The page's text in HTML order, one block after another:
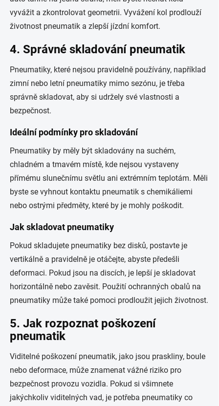
vyvážit a zkontrolovat geometrii. Vyvážení kol prodlouží
životnost pneumatik a zlepší jízdní komfort.
4. Správné skladování pneumatik
Pneumatiky, které nejsou pravidelně používány, například
zimní nebo letní pneumatiky mimo sezónu, je třeba
správně skladovat, aby si udržely své vlastnosti a
bezpečnost.
Ideální podmínky pro skladování
Pneumatiky by měly být skladovány na suchém,
chladném a tmavém místě, kde nejsou vystaveny
přímému slunečnímu světlu ani extrémním teplotám. Měli
byste se vyhnout kontaktu pneumatik s chemikáliemi
nebo ostrými předměty, které by je mohly poškodit.
Jak skladovat pneumatiky
Pokud skladujete pneumatiky bez disků, postavte je
vertikálně a pravidelně je otáčejte, abyste předešli
deformaci. Pokud jsou na discích, je lepší je skladovat
horizontálně nebo zavěsit. Použití ochranných obalů na
pneumatiky může také pomoci prodloužit jejich životnost.
5. Jak rozpoznat poškození
pneumatik
Viditelné poškození pneumatik, jako jsou praskliny, boule
nebo deformace, může znamenat vážné riziko pro
bezpečnost provozu vozidla. Pokud si všimnete
jakýchkoliv viditelných vad, je potřeba pneumatiky co